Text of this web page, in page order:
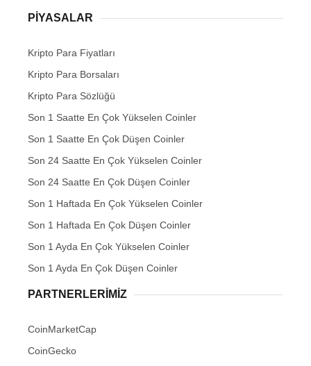
PIYASALAR
Kripto Para Fiyatları
Kripto Para Borsaları
Kripto Para Sözlüğü
Son 1 Saatte En Çok Yükselen Coinler
Son 1 Saatte En Çok Düşen Coinler
Son 24 Saatte En Çok Yükselen Coinler
Son 24 Saatte En Çok Düşen Coinler
Son 1 Haftada En Çok Yükselen Coinler
Son 1 Haftada En Çok Düşen Coinler
Son 1 Ayda En Çok Yükselen Coinler
Son 1 Ayda En Çok Düşen Coinler
PARTNERLERIMIZ
CoinMarketCap
CoinGecko